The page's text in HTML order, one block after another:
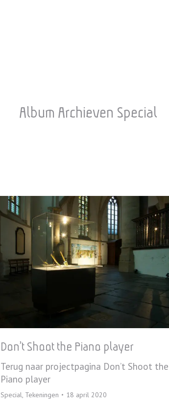
Album Archieven Special
Don’t Shoot the Piano player
Terug naar projectpagina Don’t Shoot the
Piano player
Special, Tekeningen 18 april 2020